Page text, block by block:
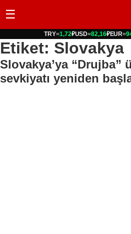
☰
TRY=1,72₽USD=82,16₽EUR=
Etiket: Slovakya
Slovakya’ya “Drujba”
sevkiyatı yeniden